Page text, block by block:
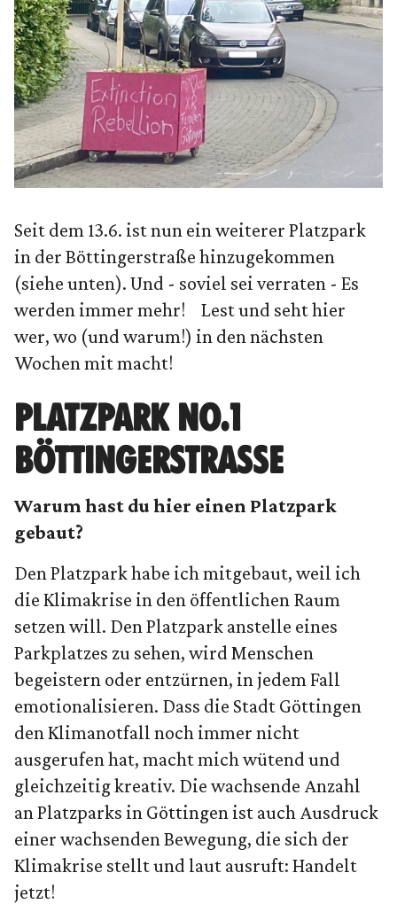
Seit dem 13.6. ist nun ein weiterer Platzpark
in der Böttingerstraße hinzugekommen
(siehe unten). Und - soviel sei verraten - Es
werden immer mehr! Lest und seht hier
wer, wo (und warum!) in den nächsten
Wochen mit macht!
PLATZPARK NO.1
BÖTTINGERSTRASSE
Warum hast du hier einen Platzpark
gebaut?
Den Platzpark habe ich mitgebaut, weil ich
die Klimakrise in den öffentlichen Raum
setzen will. Den Platzpark anstelle eines
Parkplatzes zu sehen, wird Menschen
begeistern oder entzürnen, in jedem Fall
emotionalisieren. Dass die Stadt Göttingen
den Klimanotfall noch immer nicht
ausgerufen hat, macht mich wütend und
gleichzeitig kreativ. Die wachsende Anzahl
an Platzparks in Göttingen ist auch Ausdruck
einer wachsenden Bewegung, die sich der
Klimakrise stellt und laut ausruft: Handelt
jetzt!